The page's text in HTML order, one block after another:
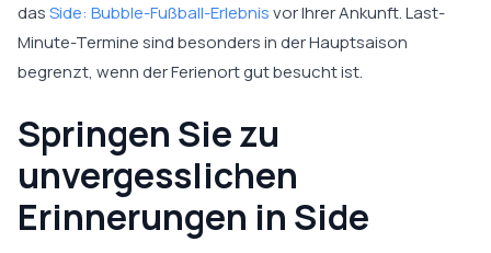
dasSide: Bubble-Fußball-Erlebnisvor Ihrer Ankunft. Last-
Minute-Termine sind besonders in der Hauptsaison
begrenzt, wenn der Ferienort gut besucht ist.
Springen Sie zu
unvergesslichen
Erinnerungen in Side